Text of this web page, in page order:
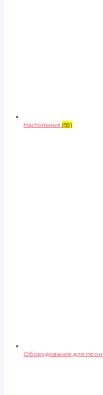
Настольные (59)
Оборудование для